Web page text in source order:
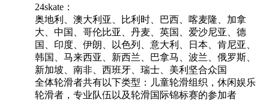
24skate：
奥地利、澳大利亚、比利时、巴西、喀麦隆、加拿
大、中国、哥伦比亚、丹麦、英国、爱沙尼亚、德
国、印度、伊朗、以色列、意大利、日本、肯尼亚、
韩国、马来西亚、新西兰、巴拿马、波兰、俄罗斯、
新加坡、南非、西班牙、瑞士、美利坚合众国
全体轮滑者共有以下类型：儿童轮滑组织，休闲娱乐
轮滑者，专业队伍以及轮滑国际锦标赛的参加者